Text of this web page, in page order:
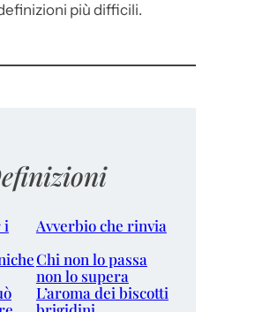
più difficili.
i
Avverbio che rinvia
Chi non lo passa
non lo supera
L’aroma dei biscotti